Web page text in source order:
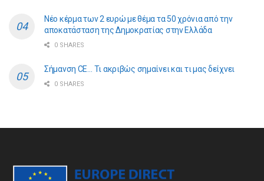
Νέο κέρμα των 2 ευρώ με θέμα τα 50 χρόνια από την
αποκατάσταση της Δημοκρατίας στην Ελλάδα
0 SHARES
Σήμανση CE… Τι ακριβώς σημαίνει και τι μας δείχνει
0 SHARES